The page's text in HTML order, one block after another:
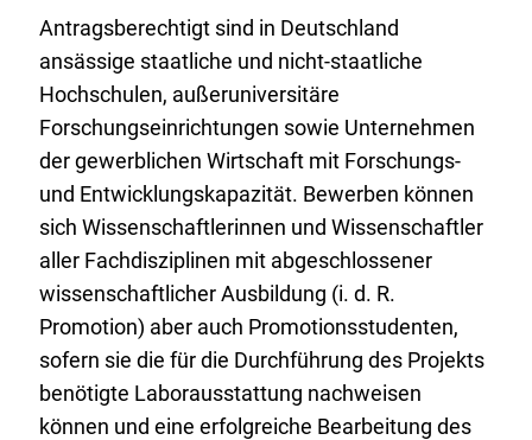
Antragsberechtigt sind in Deutschland
ansässige staatliche und nicht-staatliche
Hochschulen, außeruniversitäre
Forschungseinrichtungen sowie Unternehmen
der gewerblichen Wirtschaft mit Forschungs-
und Entwicklungskapazität. Bewerben können
sich Wissenschaftlerinnen und Wissenschaftler
aller Fachdisziplinen mit abgeschlossener
wissenschaftlicher Ausbildung (i. d. R.
Promotion) aber auch Promotionsstudenten,
sofern sie die für die Durchführung des Projekts
benötigte Laborausstattung nachweisen
können und eine erfolgreiche Bearbeitung des